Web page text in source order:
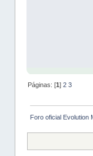
Páginas: [1 ] 2 3
Foro oficial Evolution